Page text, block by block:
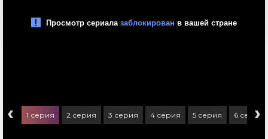
‹ 1 серия 2 серия 3 серия 4 серия 5 серия 6 серия
›